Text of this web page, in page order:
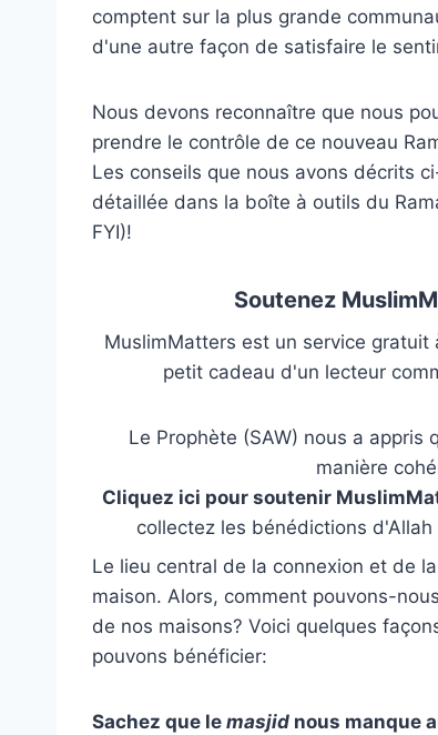
comptent sur la plus grande
d'une autre façon de satisfaire le
Nous devons reconnaître que nous
prendre le contrôle de ce nouveau
Les conseils que nous avons décrits
détaillée dans la boîte à outils du
FYI)!
Soutenez
MuslimMatters est un service
petit cadeau d'un lecteur
Le Prophète (SAW) nous a
manière
Cliquez ici pour soutenir
collectez les bénédictions
Le lieu central de la connexion et de
maison. Alors, comment pouvons-
de nos maisons? Voici quelques
pouvons bénéficier:
Sachez que le masjid nous manque